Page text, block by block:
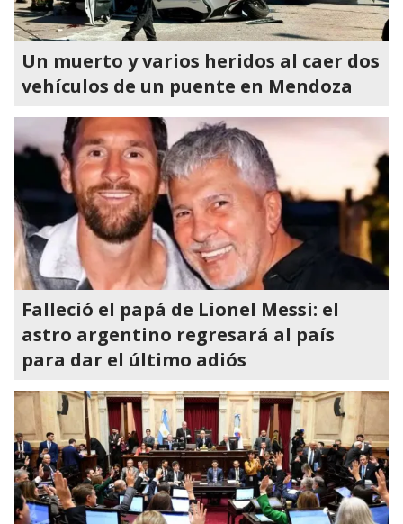
Un muerto y varios heridos al caer dos
vehículos de un puente en Mendoza
Falleció el papá de Lionel Messi: el
astro argentino regresará al país
para dar el último adiós